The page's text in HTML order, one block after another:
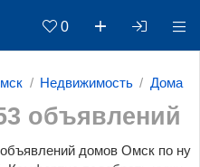
0
Недвижимость Дома
объявлений
домов Омск по ну